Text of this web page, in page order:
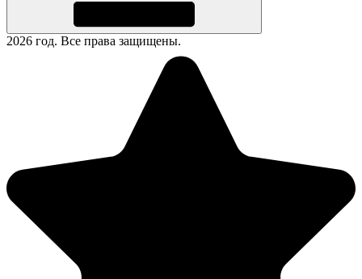
2026 год. Все права защищены.